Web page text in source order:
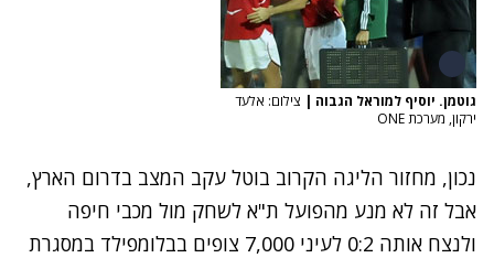
גוטמן. יוסיף למוראל הגבוה | צילום: אלעד
ירקון, מערכת ONE
נכון, מחזור הליגה הקרוב בוטל עקב המצב בדרום הארץ,
אבל זה לא מנע מהפועל ת"א לשחק מול מכבי חיפה
ולנצח אותה 0:2 לעיני 7,000 צופים בבלומפילד במסגרת